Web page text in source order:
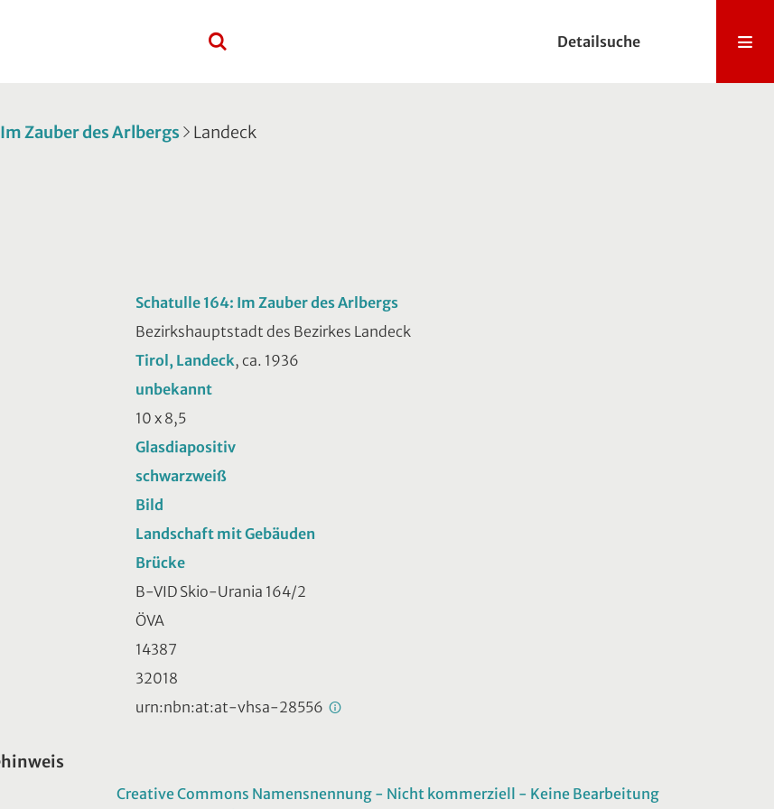
Detailsuche
Zauber des Arlbergs Landeck
Schatulle 164: Im Zauber des Arlbergs
Bezirkshauptstadt des Bezirkes Landeck
Tirol, Landeck, ca. 1936
unbekannt
10 x 8,5
Glasdiapositiv
schwarzweiß
Bild
Landschaft mit Gebäuden
Brücke
B-VID Skio-Urania 164/2
ÖVA
14387
32018
urn:nbn:at:at-vhsa-28556
Creative Commons Namensnennung - Nicht kommerziell - Keine Bearbeitung